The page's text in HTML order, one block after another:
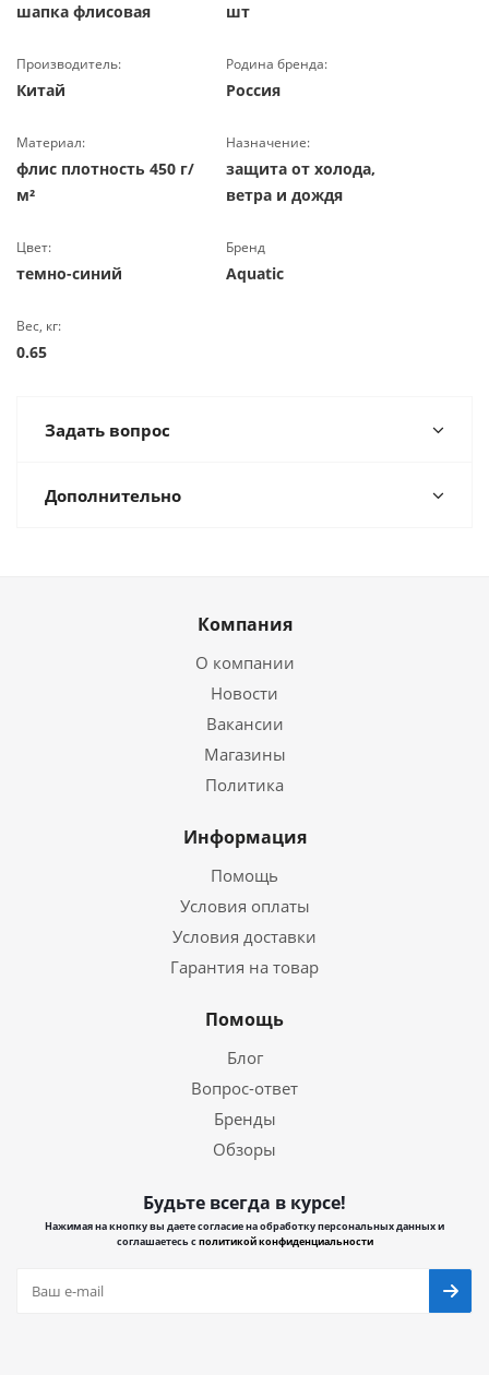
шапка флисовая шт
Производитель:
Китай
Родина бренда:
Россия
Материал:
флис плотность 450 г/
м²
Назначение:
защита от холода,
ветра и дождя
Цвет:
темно-синий
Бренд
Aquatic
Вес, кг:
0.65
Задать вопрос
Дополнительно
Компания
О компании
Новости
Вакансии
Магазины
Политика
Информация
Помощь
Условия оплаты
Условия доставки
Гарантия на товар
Помощь
Блог
Вопрос-ответ
Бренды
Обзоры
Будьте всегда в курсе!
Нажимая на кнопку вы даете согласие на обработку персональных данных и
соглашаетесь сполитикой конфиденциальности